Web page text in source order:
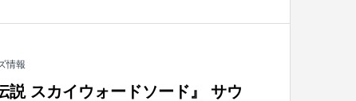
情報
説 スカイウォードソード』 サウ